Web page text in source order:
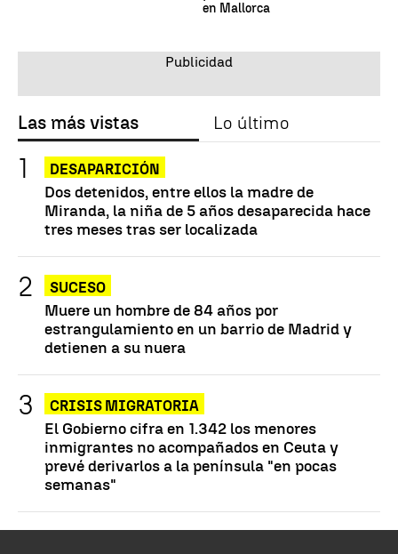
en Mallorca
Las más vistas Lo último
DESAPARICIÓN
Dos detenidos, entre ellos la madre de
Miranda, la niña de 5 años desaparecida hace
tres meses tras ser localizada
SUCESO
Muere un hombre de 84 años por
estrangulamiento en un barrio de Madrid y
detienen a su nuera
CRISIS MIGRATORIA
El Gobierno cifra en 1.342 los menores
inmigrantes no acompañados en Ceuta y
prevé derivarlos a la península "en pocas
semanas"